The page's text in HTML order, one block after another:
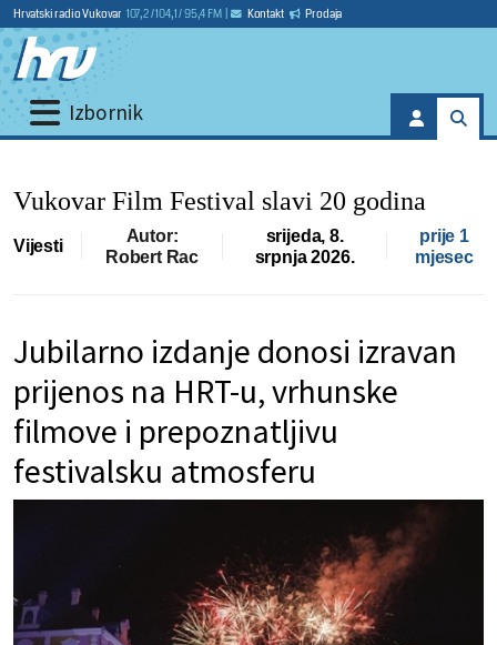
Hrvatski radio Vukovar 107,2 / 104,1 / 95,4 FM Kontakt Prodaja
Izbornik
Vukovar Film Festival slavi 20 godina
Vijesti
Autor:
Robert Rac
srijeda, 8.
srpnja 2026.
prije 1
mjesec
Jubilarno izdanje donosi izravan
prijenos na HRT-u, vrhunske
filmove i prepoznatljivu
festivalsku atmosferu